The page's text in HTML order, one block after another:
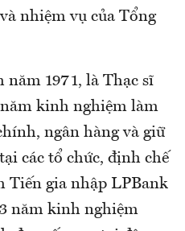
nhiệm vụ của Tổng
1971, là Thạc sĩ
kinh nghiệm làm
ngân hàng và giữ
các tổ chức, định chế
Tiến gia nhập LPBank
năm kinh nghiệm